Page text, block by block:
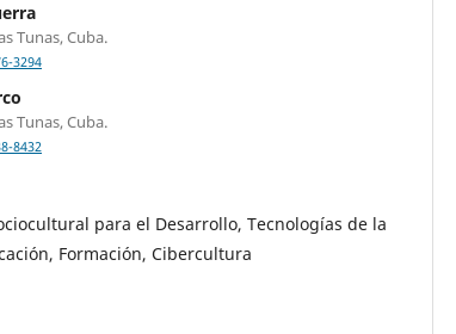
Tunas, Cuba.
3294
Tunas, Cuba.
8432
para el Desarrollo, Tecnologías de la
Formación, Cibercultura